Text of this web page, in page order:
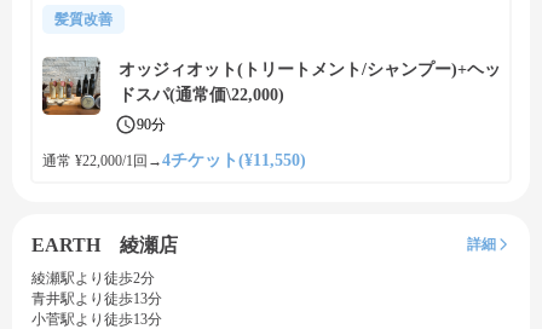
髪質改善
オッジィオット(トリートメント/シャンプー)+ヘッ
ドスパ(通常価\22,000)
90分
通常 ¥22,000/1回 →4チケット(¥11,550)
EARTH 綾瀬店
詳細
綾瀬駅より徒歩2分
青井駅より徒歩13分
小菅駅より徒歩13分